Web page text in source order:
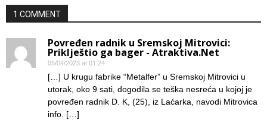
1 COMMENT
Povređen radnik u Sremskoj Mitrovici:
Priklještio ga bager - Atraktiva.Net
05/04/2023 at 01:24
[…] U krugu fabrike “Metalfer” u Sremskoj Mitrovici u
utorak, oko 9 sati, dogodila se teška nesreća u kojoj je
povređen radnik D. K, (25), iz Laćarka, navodi Mitrovica
info. […]